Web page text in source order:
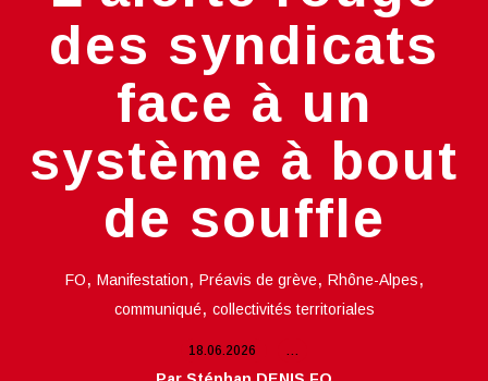
des syndicats
face à un
système à bout
de souffle
FO, Manifestation, Préavis de grève, Rhône-Alpes,
communiqué, collectivités territoriales
18.06.2026 …